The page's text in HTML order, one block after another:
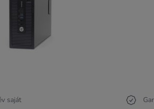
saját